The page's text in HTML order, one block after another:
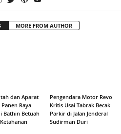
MORE FROM AUTHOR
dan Aparat
Raya
Bathin Betuah
Pengendara Motor Revo
Kritis Usai Tabrak Becak
Parkir di Jalan Jenderal
Sudirman Duri